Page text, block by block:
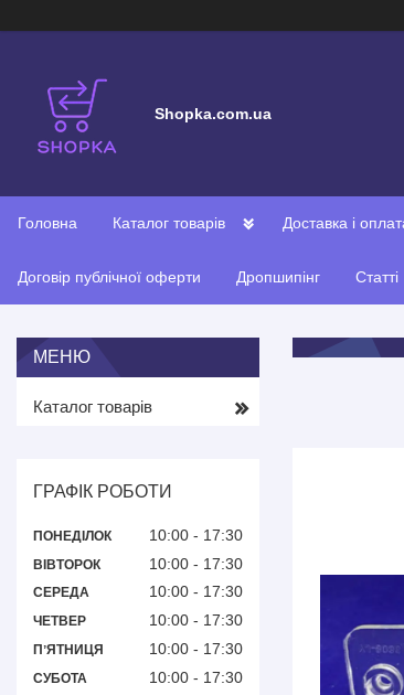
Shopka.com.ua
Головна Каталог товарів Доставка і
Договір публічної оферти Дропшипінг Статті
Каталог товарів
ГРАФІК РОБОТИ
ПОНЕДІЛОК 10:00 17:30
ВІВТОРОК 10:00 17:30
СЕРЕДА 10:00 17:30
ЧЕТВЕР 10:00 17:30
ПʼЯТНИЦЯ 10:00 17:30
СУБОТА 10:00 17:30